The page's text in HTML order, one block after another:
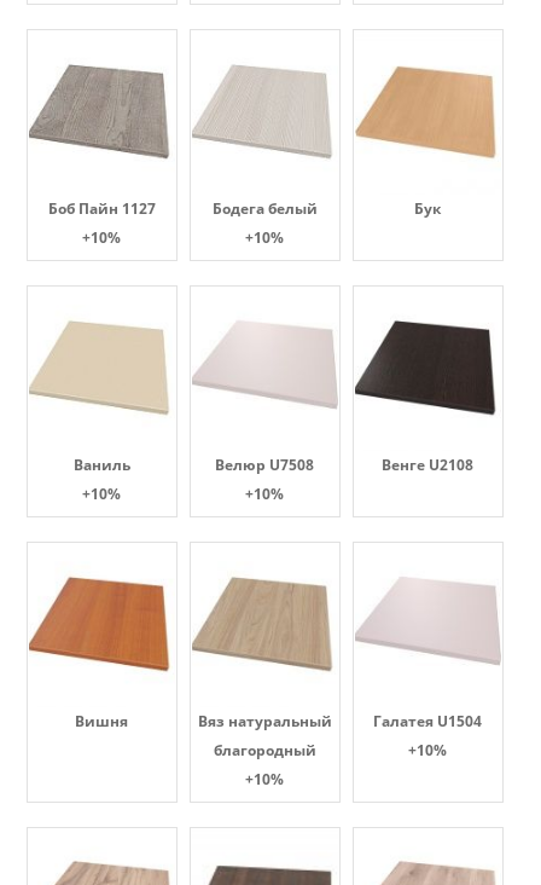
Боб Пайн 1127
+10%
Бодега белый
+10%
Бук
Ваниль
+10%
Велюр U7508
+10%
Венге U2108
Вишня
Вяз натуральный
благородный
+10%
Галатея U1504
+10%